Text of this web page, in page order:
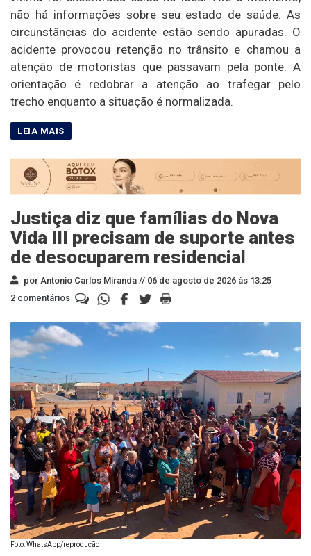
não há informações sobre seu estado de saúde. As
circunstâncias do acidente estão sendo apuradas. O
acidente provocou retenção no trânsito e chamou a
atenção de motoristas que passavam pela ponte. A
orientação é redobrar a atenção ao trafegar pelo
trecho enquanto a situação é normalizada.
Justiça diz que famílias do Nova
Vida III precisam de suporte antes
de desocuparem residencial
por Antonio Carlos Miranda // 06 de agosto de 2026 às 13:25
2 comentários
Foto: WhatsApp/reprodução